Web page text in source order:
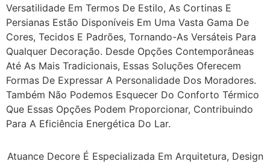
Versatilidade Em Termos De Estilo, As Cortinas E
Persianas Estão Disponíveis Em Uma Vasta Gama De
Cores, Tecidos E Padrões, Tornando-As Versáteis Para
Qualquer Decoração. Desde Opções Contemporâneas
Até As Mais Tradicionais, Essas Soluções Oferecem
Formas De Expressar A Personalidade Dos Moradores.
Também Não Podemos Esquecer Do Conforto Térmico
Que Essas Opções Podem Proporcionar, Contribuindo
Para A Eficiência Energética Do Lar.
Atuance Decore É Especializada Em Arquitetura, Design